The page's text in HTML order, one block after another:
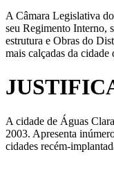
A Câmara Legislativa
seu Regimento Interno,
estrutura e Obras do
mais calçadas da
A cidade de Águas
2003. Apresenta
cidades recém-